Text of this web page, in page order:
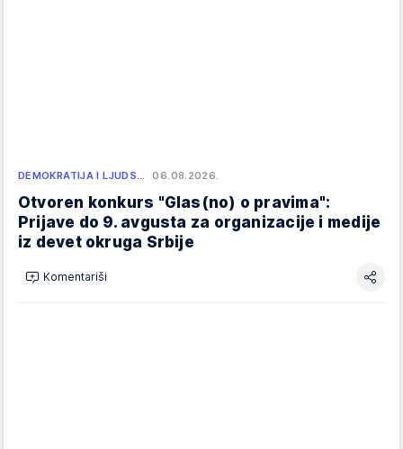
DEMOKRATIJA I LJUDS… 06.08.2026.
Otvoren konkurs "Glas(no) o pravima":
Prijave do 9. avgusta za organizacije i medije
iz devet okruga Srbije
Komentariši